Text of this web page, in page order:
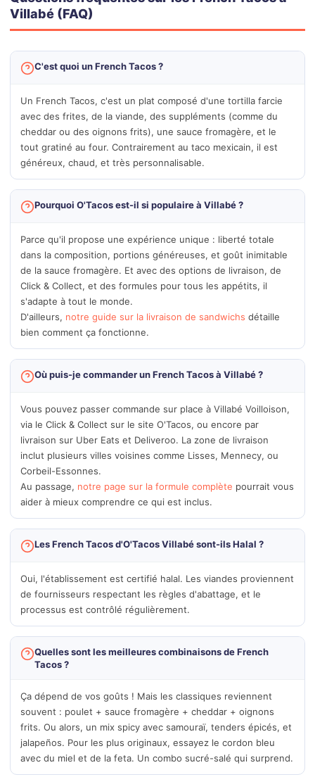
Villabé (FAQ)
C'est quoi un French Tacos ?
Un French Tacos, c'est un plat composé d'une tortilla farcie
avec des frites, de la viande, des suppléments (comme du
cheddar ou des oignons frits), une sauce fromagère, et le
tout gratiné au four. Contrairement au taco mexicain, il est
généreux, chaud, et très personnalisable.
Pourquoi O'Tacos est-il si populaire à Villabé ?
Parce qu'il propose une expérience unique : liberté totale
dans la composition, portions généreuses, et goût inimitable
de la sauce fromagère. Et avec des options de livraison, de
Click & Collect, et des formules pour tous les appétits, il
s'adapte à tout le monde.
D'ailleurs, notre guide sur la livraison de sandwichs détaille
bien comment ça fonctionne.
Où puis-je commander un French Tacos à Villabé ?
Vous pouvez passer commande sur place à Villabé Voilloison,
via le Click & Collect sur le site O'Tacos, ou encore par
livraison sur Uber Eats et Deliveroo. La zone de livraison
inclut plusieurs villes voisines comme Lisses, Mennecy, ou
Corbeil-Essonnes.
Au passage, notre page sur la formule complète pourrait vous
aider à mieux comprendre ce qui est inclus.
Les French Tacos d'O'Tacos Villabé sont-ils Halal ?
Oui, l'établissement est certifié halal. Les viandes proviennent
de fournisseurs respectant les règles d'abattage, et le
processus est contrôlé régulièrement.
Quelles sont les meilleures combinaisons de French
Tacos ?
Ça dépend de vos goûts ! Mais les classiques reviennent
souvent : poulet + sauce fromagère + cheddar + oignons
frits. Ou alors, un mix spicy avec samouraï, tenders épicés, et
jalapeños. Pour les plus originaux, essayez le cordon bleu
avec du miel et de la feta. Un combo sucré-salé qui surprend.